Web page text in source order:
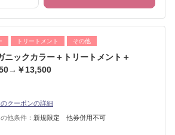
トリートメント その他
ニックカラー＋トリートメント＋
￥13,500
のクーポンの詳細
他条件： 新規限定 他券併用不可